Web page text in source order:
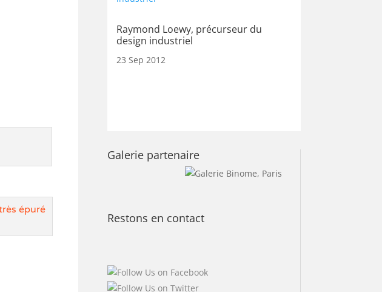
Raymond Loewy, précurseur du
design industriel
23 Sep 2012
Galerie partenaire
Restons en contact